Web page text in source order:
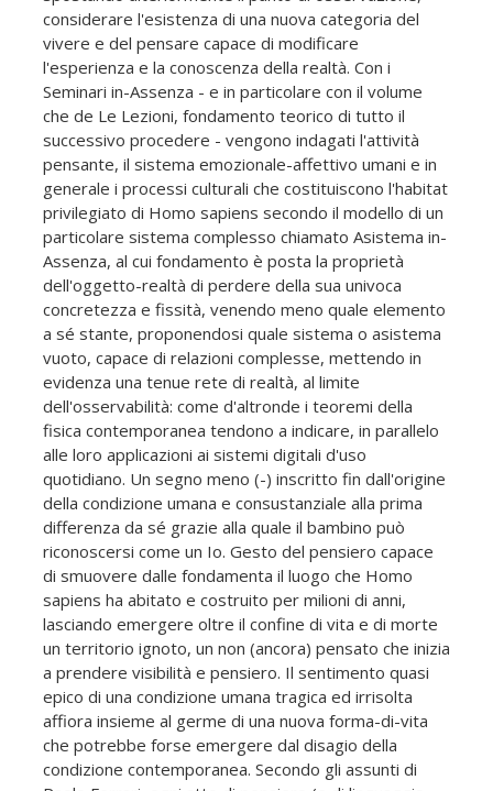
considerare l'esistenza di una nuova categoria del
vivere e del pensare capace di modificare
l'esperienza e la conoscenza della realtà. Con i
Seminari in-Assenza - e in particolare con il volume
che de Le Lezioni, fondamento teorico di tutto il
successivo procedere - vengono indagati l'attività
pensante, il sistema emozionale-affettivo umani e in
generale i processi culturali che costituiscono l'habitat
privilegiato di Homo sapiens secondo il modello di un
particolare sistema complesso chiamato Asistema in-
Assenza, al cui fondamento è posta la proprietà
dell'oggetto-realtà di perdere della sua univoca
concretezza e fissità, venendo meno quale elemento
a sé stante, proponendosi quale sistema o asistema
vuoto, capace di relazioni complesse, mettendo in
evidenza una tenue rete di realtà, al limite
dell'osservabilità: come d'altronde i teoremi della
fisica contemporanea tendono a indicare, in parallelo
alle loro applicazioni ai sistemi digitali d'uso
quotidiano. Un segno meno (-) inscritto fin dall'origine
della condizione umana e consustanziale alla prima
differenza da sé grazie alla quale il bambino può
riconoscersi come un Io. Gesto del pensiero capace
di smuovere dalle fondamenta il luogo che Homo
sapiens ha abitato e costruito per milioni di anni,
lasciando emergere oltre il confine di vita e di morte
un territorio ignoto, un non (ancora) pensato che inizia
a prendere visibilità e pensiero. Il sentimento quasi
epico di una condizione umana tragica ed irrisolta
affiora insieme al germe di una nuova forma-di-vita
che potrebbe forse emergere dal disagio della
condizione contemporanea. Secondo gli assunti di